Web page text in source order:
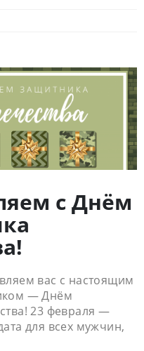
с Днём
вас с настоящим
— Днём
23 февраля —
для всех мужчин,